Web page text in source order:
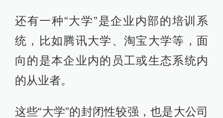
还有一种“大学”是企业内部的培训系
统，比如腾讯大学、淘宝大学等，面
向的是本企业内的员工或生态系统内
的从业者。
这些“大学”的封闭性较强，也是大公司